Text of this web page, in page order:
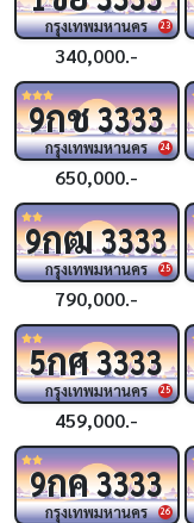
23
กรุงเทพมหานคร
340,000.-
24
9กช3333
กรุงเทพมหานคร
650,000.-
25
9กฒ3333
กรุงเทพมหานคร
790,000.-
25
5กศ3333
กรุงเทพมหานคร
459,000.-
26
9กค3333
กรุงเทพมหานคร